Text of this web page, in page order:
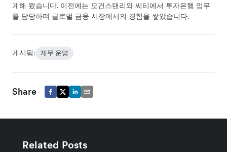
계해 왔습니다. 이전에는 모건스탠리와 씨티에서 투자은행 업무
를 담당하며 글로벌 금융 시장에서의 경험을 쌓았습니다.
게시됨: 재무 운영
Share
Related Posts